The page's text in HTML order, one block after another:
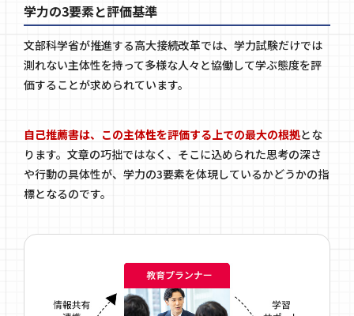
学力の3要素と評価基準
文部科学省が推進する高大接続改革では、学力試験だけでは
測れない主体性を持って多様な人々と協働して学ぶ態度を評
価することが求められています。
自己推薦書は、この主体性を評価する上での最大の根拠とな
ります。文章の巧拙ではなく、そこに込められた思考の深さ
や行動の具体性が、学力の3要素を体現しているかどうかの指
標となるのです。